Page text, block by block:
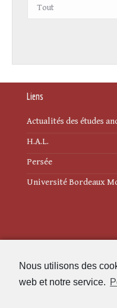
Nous utilisons des
web et notre service.
Liens
Actualités des études
H.A.L.
Persée
Université Bordeaux
Politique de cookies